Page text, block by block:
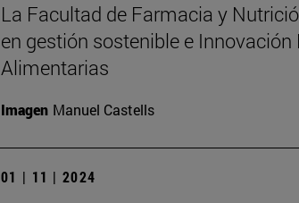
La Facultad de Farmacia y
en gestión sostenible e
Alimentarias
Imagen Manuel Castells
01 | 11 | 2024